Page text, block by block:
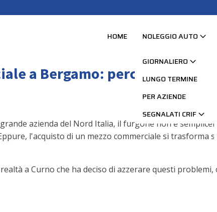
HOME NOLEGGIO AUTO
GIORNALIERO
LUNGO TERMINE
PER AZIENDE
SEGNALATI CRIF
a Bergamo: perché Kickly
azienda del Nord Italia, il furgone non è
l'acquisto di un mezzo commerciale si trasforma
a Curno che ha deciso di azzerare questi